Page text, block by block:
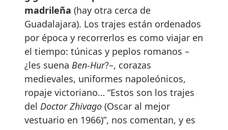
madrileña (hay otra cerca de
Guadalajara). Los trajes están ordenados
por época y recorrerlos es como viajar en
el tiempo: túnicas y peplos romanos –
¿les suena Ben-Hur?–, corazas
medievales, uniformes napoleónicos,
ropaje victoriano… “Estos son los trajes
del Doctor Zhivago (Oscar al mejor
vestuario en 1966)”, nos comentan, y es